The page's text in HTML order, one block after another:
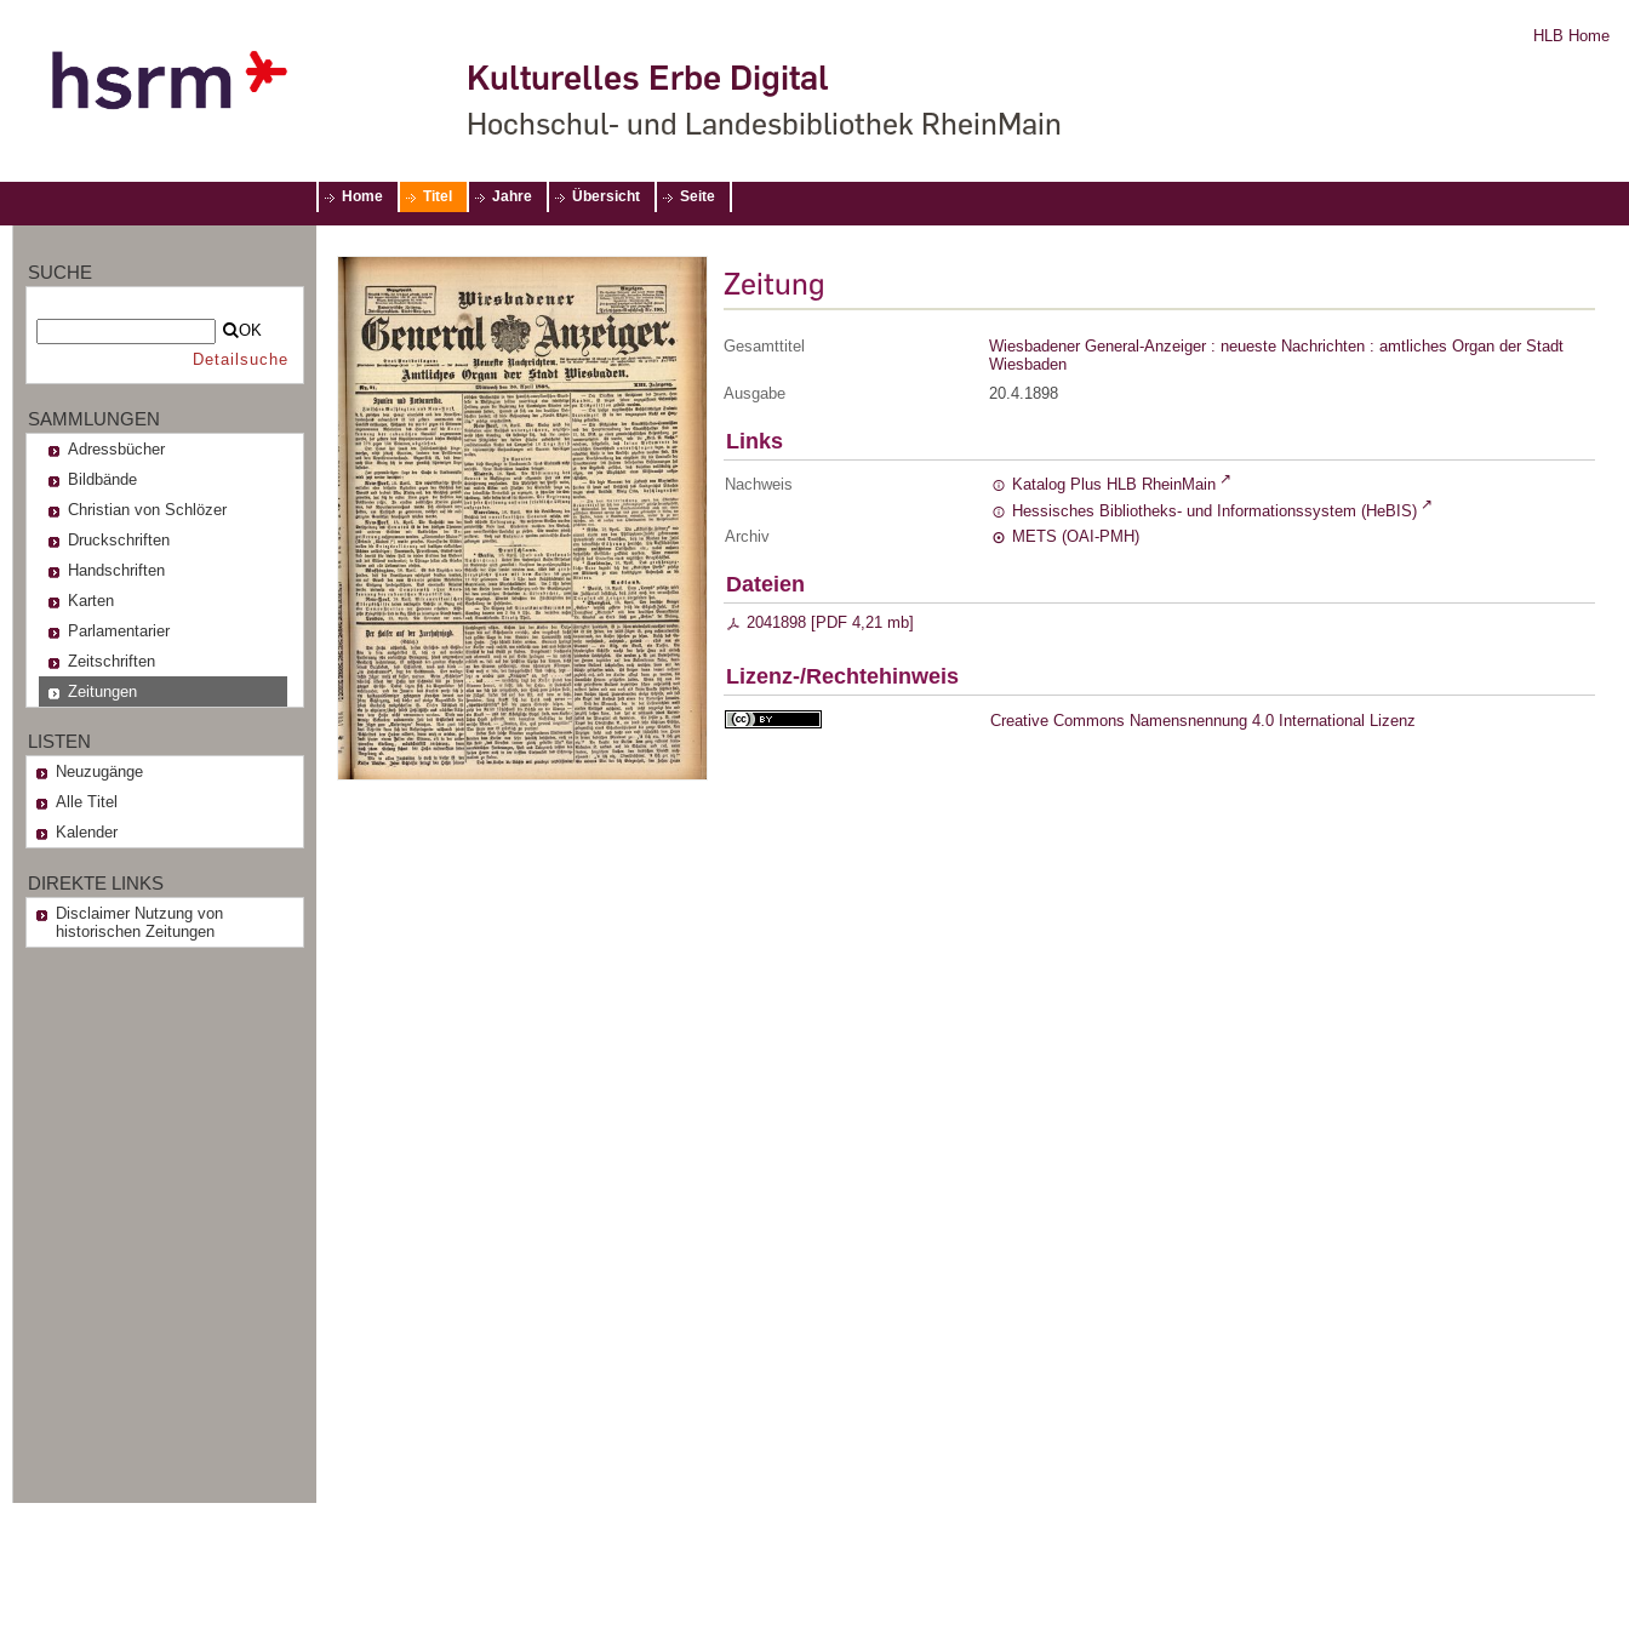
Kulturelles Erbe Digital
Hochschul- und Landesbibliothek RheinMain
HLB Home
Home Titel Jahre Übersicht Seite
SUCHE
OK
Detailsuche
SAMMLUNGEN
Adressbücher
Bildbände
Christian von Schlözer
Druckschriften
Handschriften
Karten
Parlamentarier
Zeitschriften
Zeitungen
LISTEN
Neuzugänge
Alle Titel
Kalender
DIREKTE LINKS
Disclaimer Nutzung von
historischen Zeitungen
Zeitung
Gesamttitel
Wiesbadener General-Anzeiger : neueste Nachrichten : amtliches Organ der Stadt
Wiesbaden
Ausgabe
20.4.1898
Links
Nachweis
Katalog Plus HLB RheinMain
Hessisches Bibliotheks- und Informationssystem (HeBIS)
Archiv
METS (OAI-PMH)
Dateien
2041898 [PDF 4,21 mb]
Lizenz-/Rechtehinweis
Creative Commons Namensnennung 4.0 International Lizenz